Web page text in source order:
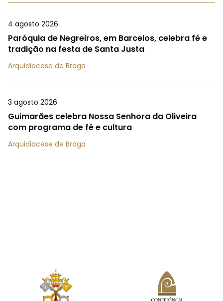
4 agosto 2026
Paróquia de Negreiros, em Barcelos, celebra fé e
tradição na festa de Santa Justa
Arquidiocese de Braga
3 agosto 2026
Guimarães celebra Nossa Senhora da Oliveira
com programa de fé e cultura
Arquidiocese de Braga